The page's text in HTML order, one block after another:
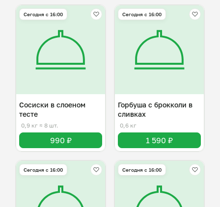
Сегодня с 16:00
Сосиски в слоеном
тесте
0,9 кг ≈ 8 шт.
990 ₽
Сегодня с 16:00
Горбуша с брокколи в
сливках
0,6 кг
1 590 ₽
Сегодня с 16:00 Сегодня с 16:00